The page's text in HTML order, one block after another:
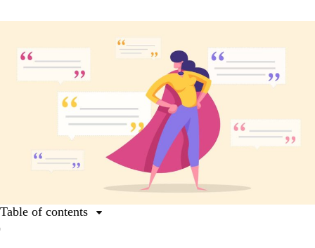
Table of contents